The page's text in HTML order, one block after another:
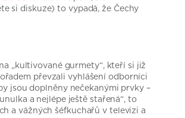
si diskuze) to vypadá, že Čechy
„kultivované gurmety“, kteří si již
převzali vyhlášení odborníci
jsou doplněny nečekanými prvky –
a nejlépe ještě stařená“, to
a vážných šéfkuchařů v televizi a